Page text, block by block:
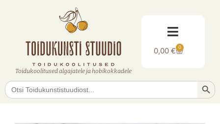
Toidukoolitused algajatele ja hobikokkadele
0,00€ 0
Search
for: